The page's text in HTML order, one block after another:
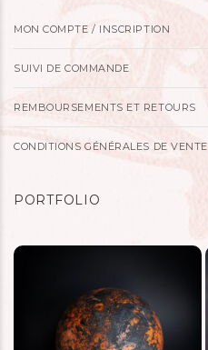
MON COMPTE / INSCRIPTION
SUIVI DE COMMANDE
REMBOURSEMENTS ET RETOURS
CONDITIONS GÉNÉRALES DE VENTE
PORTFOLIO